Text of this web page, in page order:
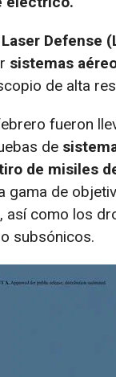
Defense
sistemas
de alta
fueron
de
de misiles
gama de
así como los
subsónicos.